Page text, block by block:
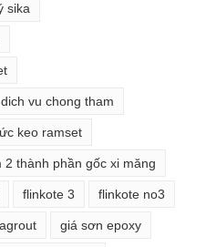
sika
dich vu chong tham
keo ramset
thành phần gốc xi măng
flinkote 3 flinkote no3
giá sơn epoxy